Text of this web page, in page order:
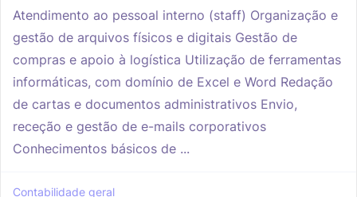
Atendimento ao pessoal interno (staff) Organização e
gestão de arquivos físicos e digitais Gestão de
compras e apoio à logística Utilização de ferramentas
informáticas, com domínio de Excel e Word Redação
de cartas e documentos administrativos Envio,
receção e gestão de e-mails corporativos
Conhecimentos básicos de ...
Contabilidade geral